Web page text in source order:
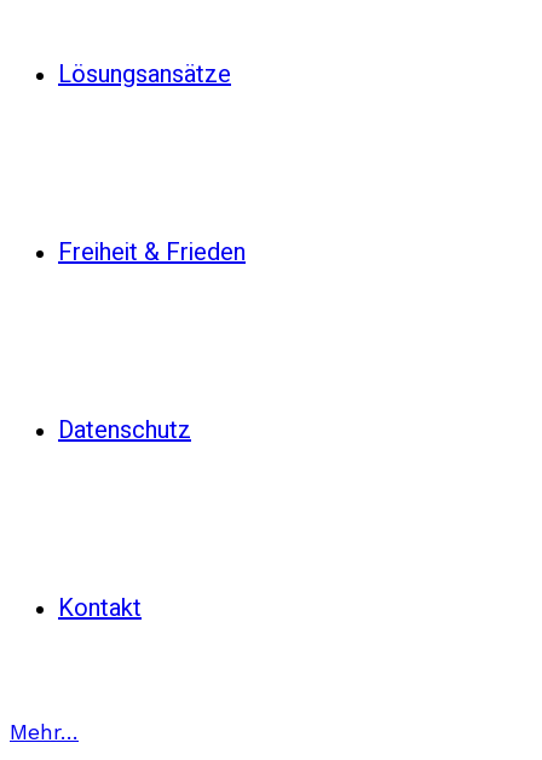
Lösungsansätze
Freiheit & Frieden
Datenschutz
Kontakt
Mehr…